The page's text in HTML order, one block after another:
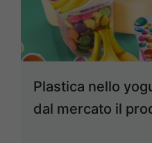
Plastica nello
dal mercato il